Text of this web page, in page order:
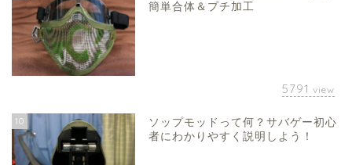
簡単合体＆プチ加工
5791 view
10
ソップモッドって何？サバゲー初心
者にわかりやすく説明しよう！